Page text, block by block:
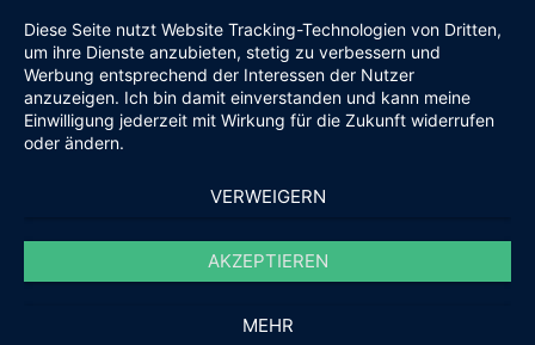
Diese Seite nutzt Website Tracking-Technologien von Dritten,
um ihre Dienste anzubieten, stetig zu verbessern und
Werbung entsprechend der Interessen der Nutzer
anzuzeigen. Ich bin damit einverstanden und kann meine
Einwilligung jederzeit mit Wirkung für die Zukunft widerrufen
oder ändern.
VERWEIGERN
AKZEPTIEREN
MEHR